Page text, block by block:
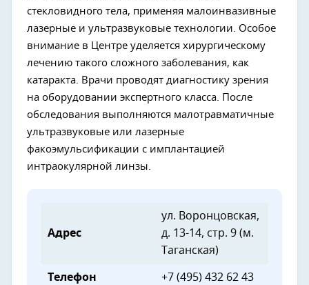
стекловидного тела, применяя малоинвазивные
лазерные и ультразвуковые технологии. Особое
внимание в Центре уделяется хирургическому
лечению такого сложного заболевания, как
катаракта. Врачи проводят диагностику зрения
на оборудовании экспертного класса. После
обследования выполняются малотравматичные
ультразвуковые или лазерные
факоэмульсификации с имплантацией
интраокулярной линзы.
Адрес
ул. Воронцовская,
д. 13-14, стр. 9 (м.
Таганская)
Телефон +7 (495) 432 62 43